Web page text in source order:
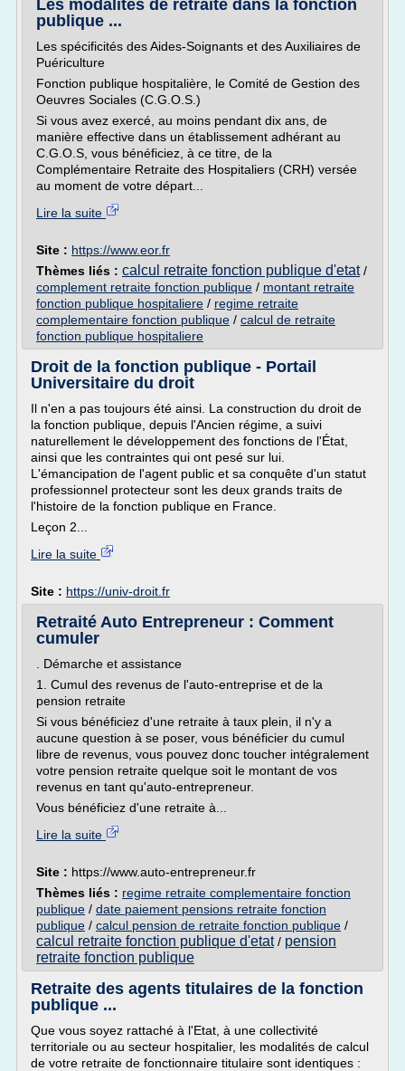
Les modalités de retraite dans la fonction
publique ...
Les spécificités des Aides-Soignants et des Auxiliaires de
Puériculture
Fonction publique hospitalière, le Comité de Gestion des
Oeuvres Sociales (C.G.O.S.)
Si vous avez exercé, au moins pendant dix ans, de
manière effective dans un établissement adhérant au
C.G.O.S, vous bénéficiez, à ce titre, de la
Complémentaire Retraite des Hospitaliers (CRH) versée
au moment de votre départ...
Lire la suite
Site : https://www.eor.fr
Thèmes liés : calcul retraite fonction publique d'etat/
complement retraite fonction publique / montant retraite
fonction publique hospitaliere / regime retraite
complementaire fonction publique / calcul de retraite
fonction publique hospitaliere
Droit de la fonction publique - Portail
Universitaire du droit
Il n'en a pas toujours été ainsi. La construction du droit de
la fonction publique, depuis l'Ancien régime, a suivi
naturellement le développement des fonctions de l'État,
ainsi que les contraintes qui ont pesé sur lui.
L'émancipation de l'agent public et sa conquête d'un statut
professionnel protecteur sont les deux grands traits de
l'histoire de la fonction publique en France.
Leçon 2...
Lire la suite
Site : https://univ-droit.fr
Retraité Auto Entrepreneur : Comment
cumuler
. Démarche et assistance
1. Cumul des revenus de l'auto-entreprise et de la
pension retraite
Si vous bénéficiez d'une retraite à taux plein, il n'y a
aucune question à se poser, vous bénéficier du cumul
libre de revenus, vous pouvez donc toucher intégralement
votre pension retraite quelque soit le montant de vos
revenus en tant qu'auto-entrepreneur.
Vous bénéficiez d'une retraite à...
Lire la suite
Site : https://www.auto-entrepreneur.fr
Thèmes liés : regime retraite complementaire fonction
publique / date paiement pensions retraite fonction
publique / calcul pension de retraite fonction publique /
calcul retraite fonction publique d'etat/ pension
retraite fonction publique
Retraite des agents titulaires de la fonction
publique ...
Que vous soyez rattaché à l'Etat, à une collectivité
territoriale ou au secteur hospitalier, les modalités de calcul
de votre retraite de fonctionnaire titulaire sont identiques :